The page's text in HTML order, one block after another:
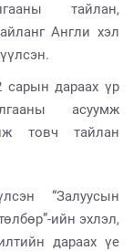
тайлан,
Англи хэл
сарын дараах үр
асуумж
товч тайлан
“Залуусын
ийн эхлэл,
дараах үе